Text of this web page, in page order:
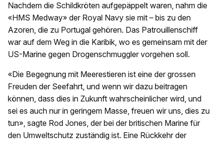
Nachdem die Schildkröten aufgepäppelt waren, nahm die
«HMS Medway» der Royal Navy sie mit – bis zu den
Azoren, die zu Portugal gehören. Das Patrouillenschiff
war auf dem Weg in die Karibik, wo es gemeinsam mit der
US-Marine gegen Drogenschmuggler vorgehen soll.
«Die Begegnung mit Meerestieren ist eine der grossen
Freuden der Seefahrt, und wenn wir dazu beitragen
können, dass dies in Zukunft wahrscheinlicher wird, und
sei es auch nur in geringem Masse, freuen wir uns, dies zu
tun», sagte Rod Jones, der bei der britischen Marine für
den Umweltschutz zuständig ist. Eine Rückkehr der